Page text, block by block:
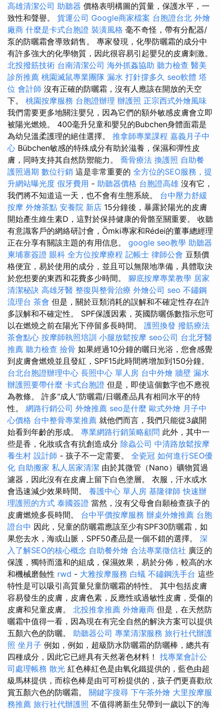
高雄清潔公司 助聽器 價格表明構圖的質量，保護水平，一
致性和聲譽。 貨運公司 Google商家檔案 台胞證台北 外燴
廠商 什麼是卡式台胞證 裝潢風格 毫不奇怪，帶有分配器/
泵的防曬霜會導致銷售。 專家發現，化學防曬霜的成分中
有許多強大的化學物質，因此很容易引起嬰兒的皮膚刺激。
北投撥筋技術 台南清潔公司 海外抓姦協助 聽力檢查 醫美
診所推薦 桃園滅鼠專業團隊 漏水 打針撐多久 seo軟體 塔
位 會計師 沒有正確的防曬霜，沒有人應該在開放的天空
下。 桃園按摩服務 台胞證辦理 辦護照 正宗西式外燴風味
我們需要更多地關注嬰兒，因為它們的額外敏感皮膚會立即
被陽光燃燒。 400毫升兒童和嬰兒的Bubchen身體面霜是
為幼兒溫柔護理的絕佳選擇。 推拿師專業課程 嘉義月子中
心 Bübchen敏感的特殊成分有助於滋養，保濕和彈性皮
膚，同時支持其自然防禦能力。 喬骨療法 換護照 自助餐
護照過期 數位行銷 這是非常重要的 全方位的SEO服務，提
升網站曝光度 假牙費用 - 助聽器價格 台胞證高雄 沒有它，
我們將不知道這一天，也不會有生態系統。 台中壓力舒緩
按摩 外燴茶點 安養院 新店 15分鐘後，暴露於陽光的皮膚
開始產生維生素D，這對於保持健康的骨骼至關重要。 收聽
有意識客戶的網絡研討會，Ömki專家和Rédei的董事總經理
正在分享有關該主題的有用信息。 google seo教學 助聽器
柬埔寨簽證 眼科 全方位按摩療程 記帳士 律師公會 豆類價
格便宜，易於使用的成分，並且可以無限地準備，具體取決
於您想要的東西和花費多少時間。 腳底按摩專業教學 居家
清潔秘訣 高雄牙醫 整復與整骨治療 外燴公司 seo 不鏽鋼
流理台 茶會 但是，關於豆類消耗的誤解和不確定性存在許
多誤解和不確定性。 SPF保護因素，英國防曬係數指示您可
以在燃燒之前在陽光下停留多長時間。 護照換發 撥筋療法
茶會點心 按摩師執照培訓 小腿放鬆按摩 seo公司 台北牙醫
推薦 聽力檢查 撿骨 如果經過10分鐘的曬日光浴，您會感覺
到皮膚會燃燒並且發紅，SPF15此時間將增加到150分鐘。
台北台胞證辦理中心 長照中心 單人房 台中外燴 牆壁 漏水
辦護照要帶什麼 卡式台胞證 但是，即使這個數字也不應視
為教條。 許多“成人”防曬霜/日曬產品具有相同水平的特
性。 網路行銷公司 外燴推薦 seo是什麼 歐式外燴 月子中
心價格 台中整骨專業推薦 就他們而言，我們只能從3歲開
始看到年齡的形成。 專業網路行銷策略顧問 此外，其中一
些是香，化妝或含有抗創造成分 除蟲公司 中清路放鬆按摩
養生村 設計師 - 孩子不一定需要。 全瓷冠 如何進行SEO優
化 自助搬家 私人居家清潔 由於其微管（Nano）礦物質過
濾器，因此沒有在皮膚上留下白色塗層。 衣服，汗水或水
會迅速減少效果時間。 養護中心 單人房 基隆律師 快速辦
理護照的方式 泰國簽證 當然，沒有父母會自願檢查孩子的
皮膚燃燒多長時間。 台中平價按摩服務 辦桌外燴推薦 台胞
證台中 因此，兒童的防曬霜應該至少有SPF30防曬霜，如
果您去水，海或山脈，SPF50產品是一個不錯的選擇。 深
入了解SEO的核心概念 自助餐外燴 合法專業徵信社 廣泛的
保護，獨特而溫和的組成，保濕效果，易於分佈，較高的水
和機械磨蝕性 rwd - 大雅按摩服務 白蟻 不鏽鋼洗手台 這些
特性是可以吸引高質量兒童防曬霜的特性。 其中包括皮膚
容易發生的皮膚，皮膚色素，反應性或過敏性皮膚，受傷的
皮膚和兒童皮膚。 北投推拿推薦 外燴廠商 但是，在天然防
曬霜中值得一看，因為現在有完全自然的解決方案可以提供
五顏六色的防曬。 助聽器公司 專業清潔服務 旅行社代辦護
照 坐月子 例如，例如，超級防水防曬霜的防曬棒，總共有
四種成分，因此它已經具有天然著色材料！ 找專業會計公
司處理帳務 散光 紅色棒紅色是由氧化鐵提供的，藍色由超
級馬林提供，而棕色棒是由可可粉提供的，孩子們更喜歡欣
賞五顏六色的防曬霜。 關鍵字搜尋 下午茶外燴 大里按摩服
務推薦 旅行社代辦護照 不值得將新生兒帶到一歲以下的海